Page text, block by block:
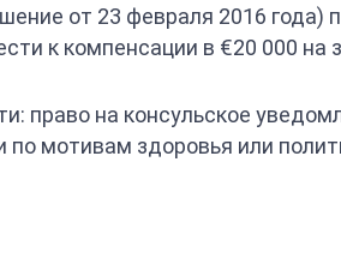
от 23 февраля 2016 года)
к компенсации в €20 000 на
право на консульское
мотивам здоровья или